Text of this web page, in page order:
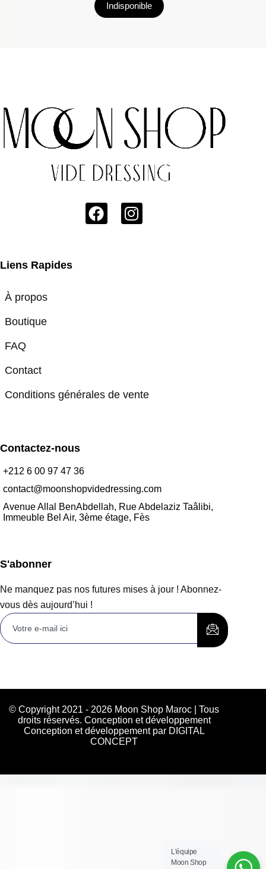
Indisponible
Liens Rapides
À propos
Boutique
FAQ
Contact
Conditions générales de vente
Contactez-nous
+212 6 00 97 47 36
contact@moonshopvidedressing.com
Avenue Allal BenAbdellah, Rue Abdelaziz Taâlibi,
Immeuble Bel Air, 3ème étage, Fès
S'abonner
Ne manquez pas nos futures mises à jour ! Abonnez-
vous dès aujourd’hui !
© Copyright 2021 - 2026 Moon Shop Maroc | Tous
droits réservés. Conception et développement
Conception et développement par DIGITAL
CONCEPT
L'équipe
Moon Shop